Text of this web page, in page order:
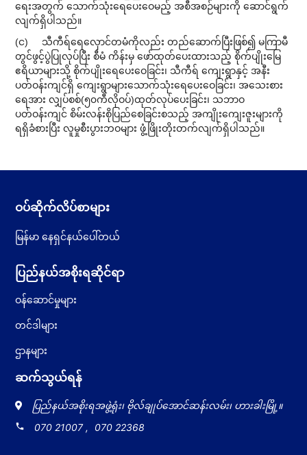
ရေးအတွက် သောက်သုံးရေပေးဝေမည့် အစီအစဉ်များကို ဆောင်ရွက်
လျက်ရှိပါသည်။
(င) သီကီရ်ရေလှောင်တမံကိုလည်း တည်ဆောက်ပြီးဖြစ်၍ မကြာမီ
တွင်ဖွင့်ပွဲပြုလုပ်ပြီး စီမံ ကိန်းမှ ဖော်ထုတ်ပေးထားသည့် စိုက်ပျိုးမြေ
ဧရိယာများသို့ စိုက်ပျိုးရေပေးဝေခြင်း၊ သီကီရ် ကျေးရွာနှင့် အနီး
ပတ်ဝန်းကျင်ရှိ ကျေးရွာများသောက်သုံးရေပေးဝေခြင်း၊ အသေးစား
ရေအား လျှပ်စစ်(၅၀ကီလိုဝပ်)ထုတ်လုပ်ပေးခြင်း၊ သဘာဝ
ပတ်ဝန်းကျင် စိမ်းလန်းစိုပြည်စေခြင်းစသည့် အကျိုးကျေးဇူးများကို
ရရှိခံစားပြီး လူမှုစီးပွားဘဝများ ဖွံ့ဖြိုးတိုးတက်လျက်ရှိပါသည်။
ဝပ်ဆိုက်လိပ်စာများ
မြန်မာ နေရှင်နယ်ပေါ်တယ်
ပြည်နယ်အစိုးရဆိုင်ရာ
ဝန်ဆောင်မှုများ
တင်ဒါများ
ဌာနများ
ဆက်သွယ်ရန်
ပြည်နယ်အစိုးရအဖွဲ့ရုံး၊ ဗိုလ်ချုပ်အောင်ဆန်းလမ်း၊ ဟားခါးမြို့။
local_phone 070 21007 , 070 22368